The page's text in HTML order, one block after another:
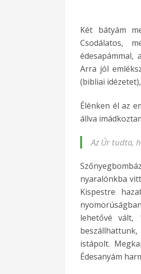
Két bátyám
Csodálatos,
édesapámmal,
Arra jól
(bibliai
Élénken él az
állva
Az Úr tudta,
nyaralónkba
Kispestre
lehetővé vált,
istápolt.
Édesanyám